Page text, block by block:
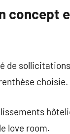
concept
de
choisie.
love room.